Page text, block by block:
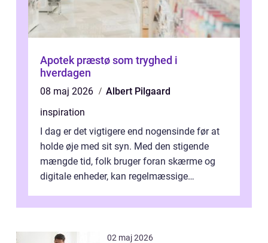
Apotek præstø som tryghed i
hverdagen
08 maj 2026
Albert Pilgaard
inspiration
I dag er det vigtigere end nogensinde før at
holde øje med sit syn. Med den stigende
mængde tid, folk bruger foran skærme og
digitale enheder, kan regelmæssige
02 maj 2026